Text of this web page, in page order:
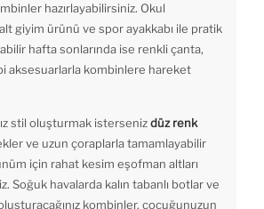
hazırlayabilirsiniz. Okul
giyim ürünü ve spor ayakkabı ile pratik
hafta sonlarında ise renkli çanta,
aksesuarlarla kombinlere hareket
stil oluşturmak istersenizdüz renk
ve uzun çoraplarla tamamlayabilir
için rahat kesim eşofman altları
Soğuk havalarda kalın tabanlı botlar ve
kombinler, çocuğunuzun